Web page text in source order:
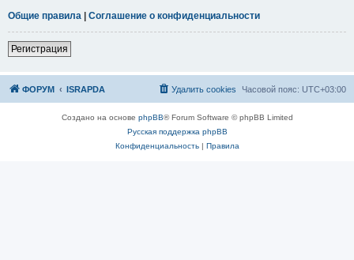
Общие правила | Соглашение о конфиденциальности
Регистрация
ФОРУМ ISRAPDA Часовой пояс: UTC+03:00
Удалить cookies
Создано на основе phpBB® Forum Software © phpBB Limited
Русская поддержка phpBB
Конфиденциальность| Правила